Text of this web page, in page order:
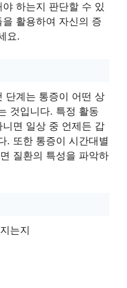
하는지 판단할 수 있
활용하여 자신의 증
요.
단계는 통증이 어떤 상
것입니다. 특정 활동
면 일상 중 언제든 갑
. 또한 통증이 시간대별
질환의 특성을 파악하
는지